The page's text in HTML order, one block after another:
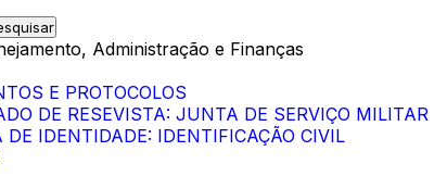
Administração e Finanças
E PROTOCOLOS
DE RESEVISTA: JUNTA DE SERVIÇO MILITAR
DE IDENTIDADE: IDENTIFICAÇÃO CIVIL